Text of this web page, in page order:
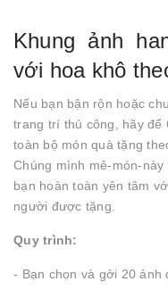
Khung ảnh
với hoa khô
Nếu bạn bận rộn hoặc
trang trí thủ công, hãy để
toàn bộ món quà tặng
Chúng mình mê-món-
bạn hoàn toàn yên tâm
người được tặng.
Quy trình:
- Bạn chọn và gởi 20 ảnh